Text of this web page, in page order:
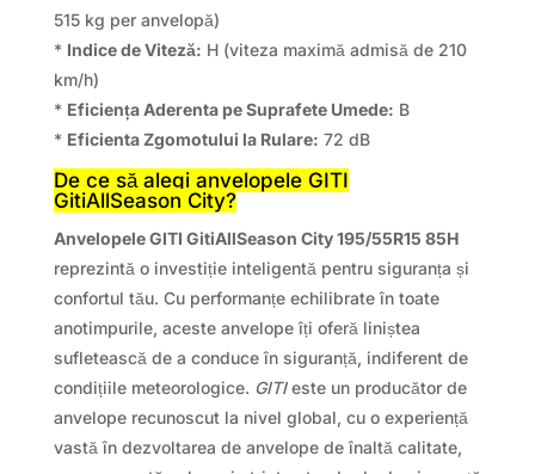
515 kg per anvelopă)
* Indice de Viteză: H (viteza maximă admisă de 210
km/h)
* Eficiența Aderenta pe Suprafete Umede: B
* Eficienta Zgomotului la Rulare: 72 dB
De ce să alegi anvelopele GITI
GitiAllSeason City?
Anvelopele GITI GitiAllSeason City 195/55R15 85H
reprezintă o investiție inteligentă pentru siguranța și
confortul tău. Cu performanțe echilibrate în toate
anotimpurile, aceste anvelope îți oferă liniștea
sufletească de a conduce în siguranță, indiferent de
condițiile meteorologice. GITIeste un producător de
anvelope recunoscut la nivel global, cu o experiență
vastă în dezvoltarea de anvelope de înaltă calitate,